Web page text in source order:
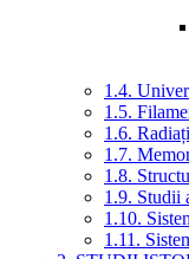
1.4.
1.5.
1.6.
1.7.
1.8.
1.9. Studii
1.10.
1.11.